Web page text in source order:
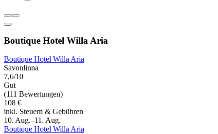
Boutique Hotel Willa Aria
Boutique Hotel Willa Aria
Savonlinna
7,6/10
Gut
(111 Bewertungen)
108 €
inkl. Steuern & Gebühren
10. Aug.–11. Aug.
Boutique Hotel Willa Aria